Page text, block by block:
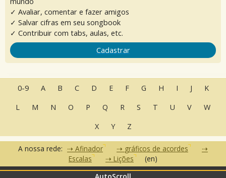
✓ Avaliar, comentar e fazer amigos
✓ Salvar cifras em seu songbook
✓ Contribuir com tabs, aulas, etc.
Cadastrar
0-9 A B C D E F G H I J
K
L
M N O P Q R S T U V
W
X
Y Z
A nossa rede: Afinador
gráficos de acordes
Escalas
Lições (en)